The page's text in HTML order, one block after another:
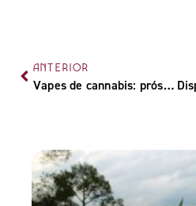
ANTERIOR
Vapes de cannabis: prós e contras dos vaporizadores de maconha